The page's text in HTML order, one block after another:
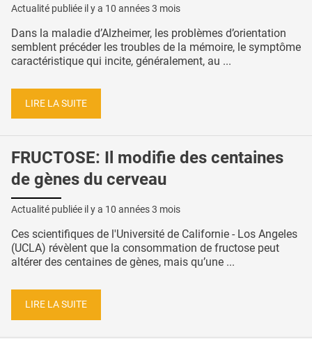
Actualité publiée il y a 10 années 3 mois
Dans la maladie d’Alzheimer, les problèmes d’orientation
semblent précéder les troubles de la mémoire, le symptôme
caractéristique qui incite, généralement, au ...
LIRE LA SUITE
FRUCTOSE: Il modifie des centaines
de gènes du cerveau
Actualité publiée il y a 10 années 3 mois
Ces scientifiques de l'Université de Californie - Los Angeles
(UCLA) révèlent que la consommation de fructose peut
altérer des centaines de gènes, mais qu’une ...
LIRE LA SUITE